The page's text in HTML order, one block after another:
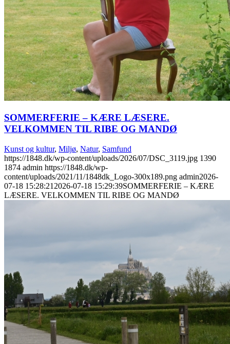
SOMMERFERIE – KÆRE LÆSERE.
VELKOMMEN TIL RIBE OG MANDØ
Kunst og kultur, Miljø, Natur, Samfund
https://1848.dk/wp-content/uploads/2026/07/DSC_3119.jpg 1390
1874 admin https://1848.dk/wp-
content/uploads/2021/11/1848dk_Logo-300x189.png admin2026-
07-18 15:28:21 2026-07-18 15:29:39SOMMERFERIE – KÆRE
LÆSERE. VELKOMMEN TIL RIBE OG MANDØ